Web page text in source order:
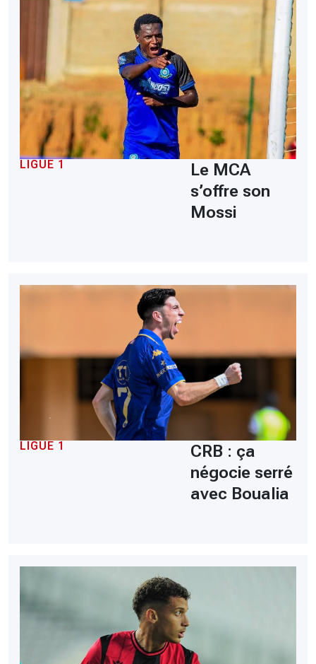
LIGUE 1
Le MCA
s’offre son
Mossi
LIGUE 1
CRB : ça
négocie serré
avec Boualia